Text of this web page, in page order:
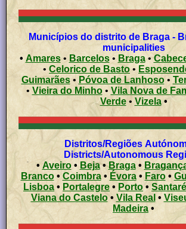
Municípios do distrito de Braga -
municipalities
• Amares• Barcelos• Braga•
•
Celorico de Basto•
Guimarães• Póvoa de Lanhoso•
• Vieira do Minho• Vila Nova de
Verde• Vizela•
Distritos/Regiões Autónomas -
Districts/Autonomous
• Aveiro• Beja•Braga•
Branco• Coimbra• Évora• Faro•
Lisboa • Portalegre • Porto•
Viana do Castelo• Vila Real •
Madeira •